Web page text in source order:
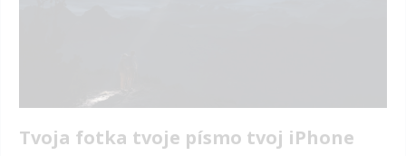
Tvoja fotka tvoje písmo tvoj iPhone